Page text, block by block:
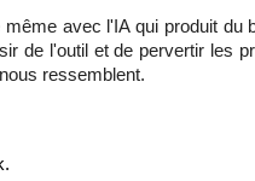
même avec l'IA qui produit du
de l'outil et de pervertir les
ressemblent.